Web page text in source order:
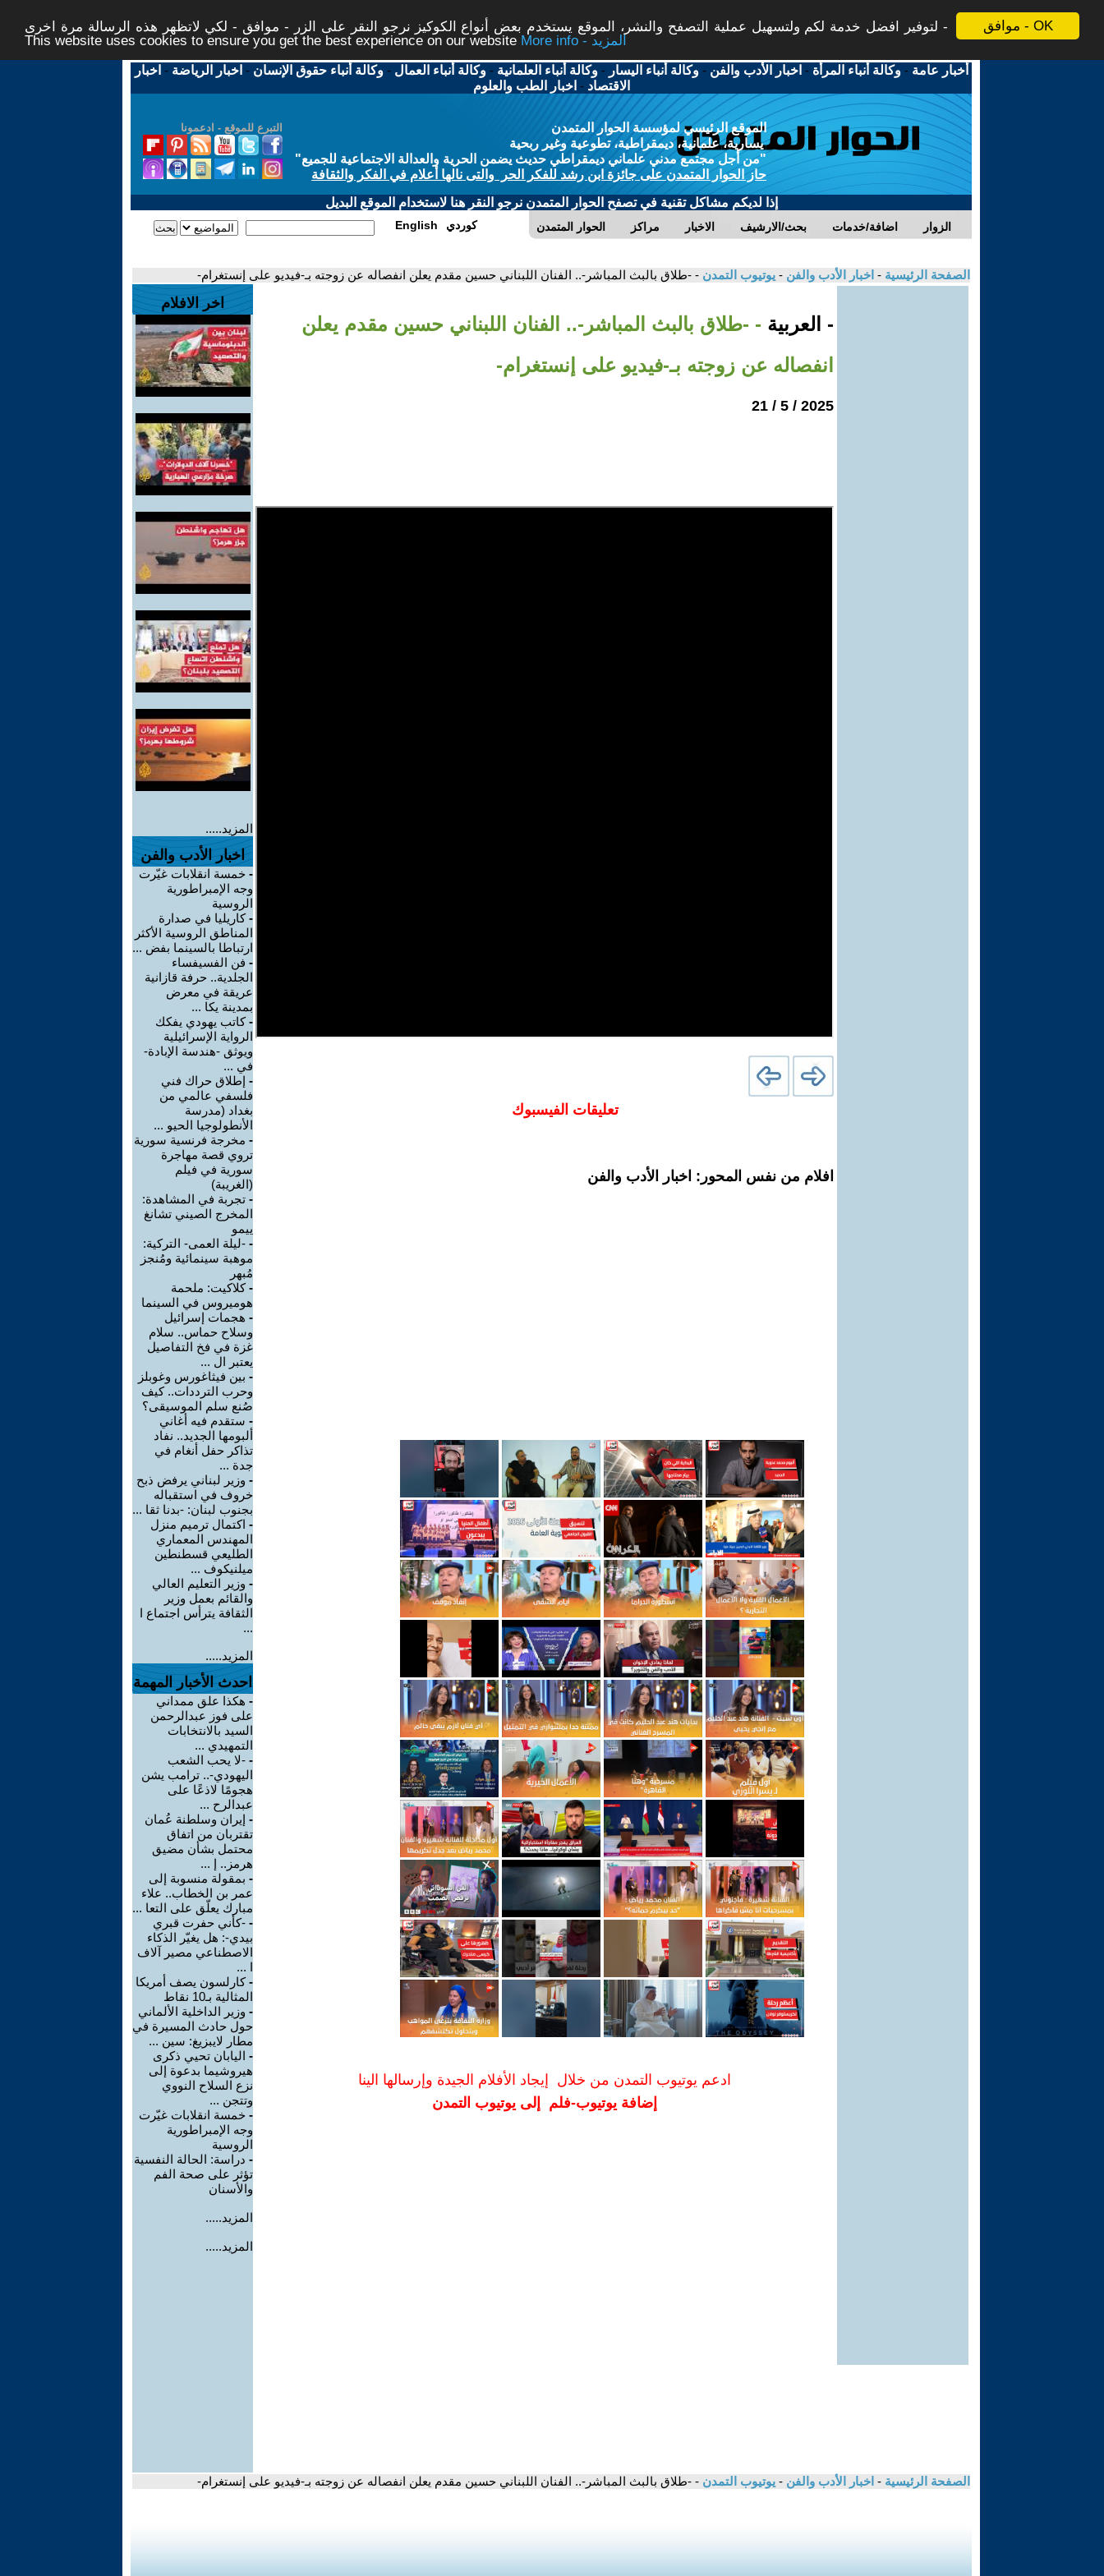
موافق - OK
لتوفير افضل خدمة لكم ولتسهيل عملية التصفح والنشر، الموقع يستخدم بعض أنواع الكوكيز نرجو النقر على الزر - موافق - لكي لاتظهر هذه الرسالة مرة اخرى -
This website uses cookies to ensure you get the best experience on our website
More info - المزيد
أخبار عامة -وكالة أنباء المرأة - اخبار الأدب والفن -وكالة أنباء اليسار -وكالة أنباء العلمانية -وكالة أنباء العمال -وكالة أنباء حقوق الإنسان - اخبار الرياضة - اخبار
الاقتصاد - اخبار الطب والعلوم
التبرع للموقع - ادعمونا
الموقع الرئيسي لمؤسسة الحوار المتمدن
يسارية، علمانية، ديمقراطية، تطوعية وغير ربحية
"من أجل مجتمع مدني علماني ديمقراطي حديث يضمن الحرية والعدالة الاجتماعية للجميع"
حاز الحوار المتمدن على جائزة ابن رشد للفكر الحر والتى نالها أعلام في الفكر والثقافة
إذا لديكم مشاكل تقنية في تصفح الحوار المتمدن نرجو النقر هنا لاستخدام الموقع البديل
الحوار المتمدن مراكز الاخبار بحث/الارشيف اضافة/خدمات الزوار English كوردي
الصفحة الرئيسية - اخبار الأدب والفن - يوتيوب التمدن - -طلاق بالبث المباشر-.. الفنان اللبناني حسين مقدم يعلن انفصاله عن زوجته بـ-فيديو على إنستغرام-
- العربية - -طلاق بالبث المباشر-.. الفنان اللبناني حسين مقدم يعلن
انفصاله عن زوجته بـ-فيديو على إنستغرام-
2025 / 5 / 21
تعليقات الفيسبوك
افلام من نفس المحور: اخبار الأدب والفن
ادعم يوتيوب التمدن من خلال إيجاد الأفلام الجيدة وإرسالها الينا
إضافة يوتيوب-فلم إلى يوتيوب التمدن
اخر الافلام
المزيد.....
اخبار الأدب والفن
- خمسة انقلابات غيّرت
وجه الإمبراطورية
الروسية
-كاريليا في صدارة
المناطق الروسية الأكثر
ارتباطا بالسينما بفض ...
- فن الفسيفساء
الجلدية.. حرفة قازانية
عريقة في معرض
بمدينة يكا ...
-كاتب يهودي يفكك
الرواية الإسرائيلية
ويوثق -هندسة الإبادة-
في ...
- إطلاق حراك فني
فلسفي عالمي من
بغداد (مدرسة
الأنطولوجيا الحيو ...
- مخرجة فرنسية سورية
تروي قصة مهاجرة
سورية في فيلم
(الغريبة)
- تجربة في المشاهدة:
المخرج الصيني تشانغ
ييمو
- -ليلة العمى- التركية:
موهبة سينمائية ومُنجز
مُبهر
-كلاكيت: ملحمة
هوميروس في السينما
- هجمات إسرائيل
وسلاح حماس.. سلام
غزة في فخ التفاصيل
يعتبر ال ...
- بين فيثاغورس وغوبلز
وحرب الترددات.. كيف
صُنع سلم الموسيقى؟
- ستقدم فيه أغاني
ألبومها الجديد.. نفاد
تذاكر حفل أنغام في
جدة ...
- وزير لبناني يرفض ذبح
خروف في استقباله
بجنوب لبنان: -بدنا ثقا ...
- اكتمال ترميم منزل
المهندس المعماري
الطليعي قسطنطين
ميلنيكوف ...
- وزير التعليم العالي
والقائم بعمل وزير
الثقافة يترأس اجتماع ا
...
المزيد.....
احدث الأخبار المهمة
- هكذا علق ممداني
على فوز عبدالرحمن
السيد بالانتخابات
التمهيدي ...
- -لا يحب الشعب
اليهودي-.. ترامب يشن
هجومًا لاذعًا على
عبدالرح ...
- إيران وسلطنة عُمان
تقتربان من اتفاق
محتمل بشأن مضيق
هرمز.. إ ...
- بمقولة منسوبة إلى
عمر بن الخطاب.. علاء
مبارك يعلّق على التعا ...
- -كأني حفرت قبري
بيدي-: هل يغيّر الذكاء
الاصطناعي مصير آلاف
ا ...
-كارلسون يصف أمريكا
المثالية بـ10 نقاط
- وزير الداخلية الألماني
حول حادث المسيرة في
مطار لايبزيغ: سين ...
- اليابان تحيي ذكرى
هيروشيما بدعوة إلى
نزع السلاح النووي
وتتجن ...
- خمسة انقلابات غيّرت
وجه الإمبراطورية
الروسية
- دراسة: الحالة النفسية
تؤثر على صحة الفم
والأسنان
المزيد.....
المزيد.....
الصفحة الرئيسية - اخبار الأدب والفن - يوتيوب التمدن - -طلاق بالبث المباشر-.. الفنان اللبناني حسين مقدم يعلن انفصاله عن زوجته بـ-فيديو على إنستغرام-